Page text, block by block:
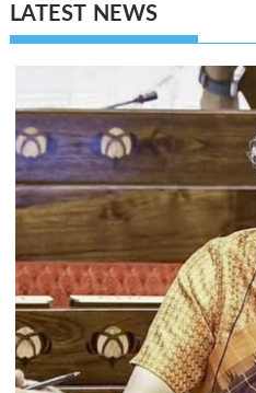
LATEST NEWS